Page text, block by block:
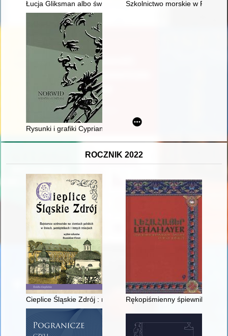
Łucja Gliksman albo świadek naszych tęsknotSzkolnictwo morskie w Polsce
Rysunki i grafiki Cypriana Kamila Norwida
ROCZNIK 2022
Cieplice Śląskie Zdrój : najstarsze uzdrowisko na ziemiach
Rękopiśmienny śpiewnik